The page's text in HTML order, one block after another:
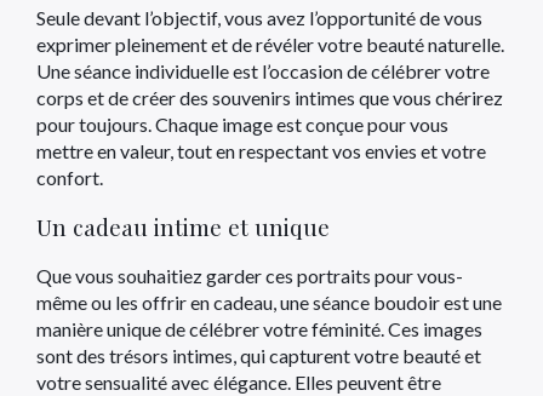
Seule devant l’objectif, vous avez l’opportunité de vous
exprimer pleinement et de révéler votre beauté naturelle.
Une séance individuelle est l’occasion de célébrer votre
corps et de créer des souvenirs intimes que vous chérirez
pour toujours. Chaque image est conçue pour vous
mettre en valeur, tout en respectant vos envies et votre
confort.
Un cadeau intime et unique
Que vous souhaitiez garder ces portraits pour vous-
même ou les offrir en cadeau, une séance boudoir est une
manière unique de célébrer votre féminité. Ces images
sont des trésors intimes, qui capturent votre beauté et
votre sensualité avec élégance. Elles peuvent être